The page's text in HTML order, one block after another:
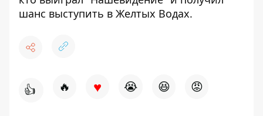
шанс выступить в Желтых Водах.
👍 🔥 ♥ 😭 😆 😡